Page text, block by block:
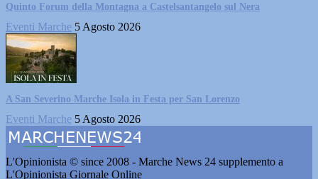
Quinto Forum della Montagna a Castelsantangelo sul Nera
Eventi Marche 5 Agosto 2026
A San Severino Marche Isola in Festa per San Lorenzo
Eventi Marche 5 Agosto 2026
L'Opinionista © since 2008 - Marche News 24 supplemento a
L'Opinionista Giornale Online